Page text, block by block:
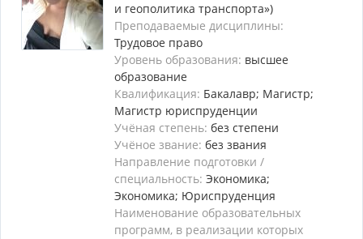
и геополитика транспорта»)
Преподаваемые дисциплины:
Трудовое право
Уровень образования: высшее
образование
Квалификация: Бакалавр; Магистр;
Магистр юриспруденции
Учёная степень: без степени
Учёное звание: без звания
Направление подготовки /
специальность: Экономика;
Экономика; Юриспруденция
Наименование образовательных
программ, в реализации которых